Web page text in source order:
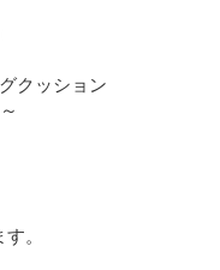
クッション
。